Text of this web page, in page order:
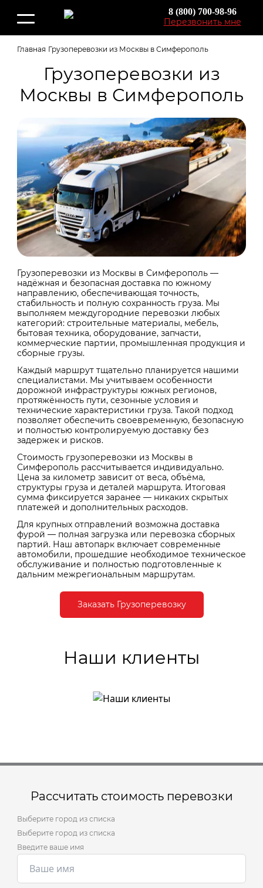
8 (800) 700-98-96
Перезвонить мне
Главная Грузоперевозки из Москвы в Симферополь
Грузоперевозки из
Москвы в Симферополь
Грузоперевозки из Москвы в Симферополь —
надёжная и безопасная доставка по южному
направлению, обеспечивающая точность,
стабильность и полную сохранность груза. Мы
выполняем междугородние перевозки любых
категорий: строительные материалы, мебель,
бытовая техника, оборудование, запчасти,
коммерческие партии, промышленная продукция и
сборные грузы.
Каждый маршрут тщательно планируется нашими
специалистами. Мы учитываем особенности
дорожной инфраструктуры южных регионов,
протяжённость пути, сезонные условия и
технические характеристики груза. Такой подход
позволяет обеспечить своевременную, безопасную
и полностью контролируемую доставку без
задержек и рисков.
Стоимость грузоперевозки из Москвы в
Симферополь рассчитывается индивидуально.
Цена за километр зависит от веса, объёма,
структуры груза и деталей маршрута. Итоговая
сумма фиксируется заранее — никаких скрытых
платежей и дополнительных расходов.
Для крупных отправлений возможна доставка
фурой — полная загрузка или перевозка сборных
партий. Наш автопарк включает современные
автомобили, прошедшие необходимое техническое
обслуживание и полностью подготовленные к
дальним межрегиональным маршрутам.
Заказать Грузоперевозку
Наши клиенты
Рассчитать стоимость перевозки
Выберите город из списка
Выберите город из списка
Введите ваше имя